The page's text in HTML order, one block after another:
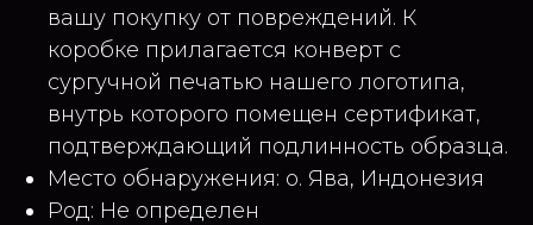
вашу покупку от повреждений. К
коробке прилагается конверт с
сургучной печатью нашего логотипа,
внутрь которого помещен сертификат,
подтверждающий подлинность образца.
Место обнаружения: о. Ява, Индонезия
Род: Не определен